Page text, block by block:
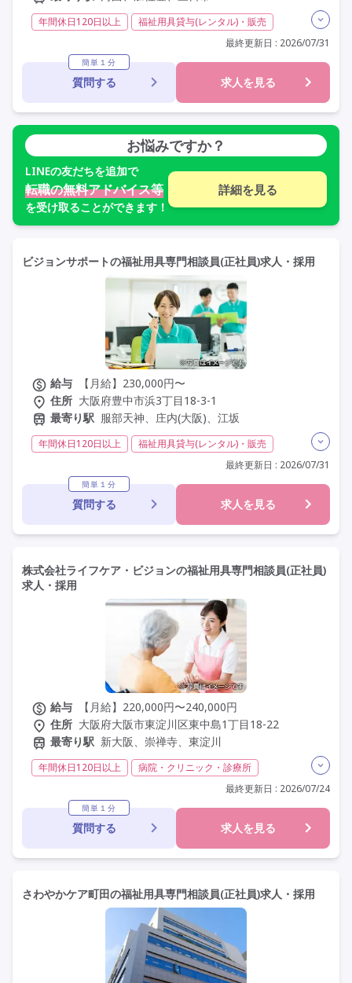
年間休日120日以上
福祉用具貸与(レンタル)・販売
初任者研修(ヘルパー2級)
日勤のみ
夜勤なし
残業月20時間以内
社会保険完備
交通費支給
年間休日110日以上
学歴不問
定年60歳以上
車通勤可
最終更新日 : 2026/07/31
簡単１分
質問する 求人を見る
お悩みですか？
LINEの友だちを追加で
転職の無料アドバイス等
を受け取ることができます！
詳細を見る
ビジョンサポートの福祉用具専門相談員(正社員)求人・採用
給与
【月給】230,000円〜
住所 大阪府豊中市浜3丁目18-3-1
最寄り駅 服部天神、庄内(大阪)、江坂
年間休日120日以上
福祉用具貸与(レンタル)・販売
社会保険完備
年間休日110日以上
最終更新日 : 2026/07/31
簡単１分
質問する 求人を見る
株式会社ライフケア・ビジョンの福祉用具専門相談員(正社員)
求人・採用
給与
【月給】220,000円〜240,000円
住所 大阪府大阪市東淀川区東中島1丁目18-22
最寄り駅 新大阪、崇禅寺、東淀川
年間休日120日以上
病院・クリニック・診療所
日勤のみ
常勤 社会保険完備
年間休日110日以上
学歴不問
未経験歓迎
定年65歳以上
最終更新日 : 2026/07/24
簡単１分
質問する 求人を見る
さわやかケア町田の福祉用具専門相談員(正社員)求人・採用